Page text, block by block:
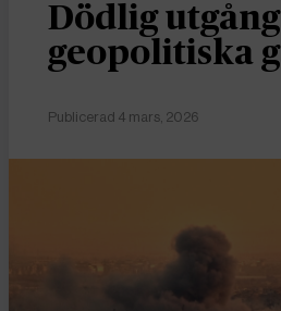
Dödlig utgång
geopolitiska
Publicerad 4 mars, 2026